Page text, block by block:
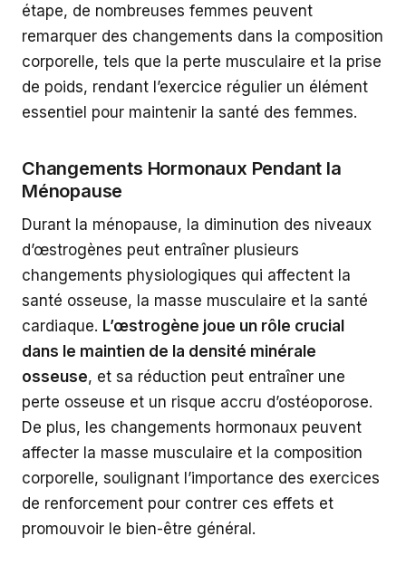
étape, de nombreuses femmes peuvent
remarquer des changements dans la composition
corporelle, tels que la perte musculaire et la prise
de poids, rendant l’exercice régulier un élément
essentiel pour maintenir la santé des femmes.
Changements Hormonaux Pendant la
Ménopause
Durant la ménopause, la diminution des niveaux
d’œstrogènes peut entraîner plusieurs
changements physiologiques qui affectent la
santé osseuse, la masse musculaire et la santé
cardiaque. L’œstrogène joue un rôle crucial
dans le maintien de la densité minérale
osseuse, et sa réduction peut entraîner une
perte osseuse et un risque accru d’ostéoporose.
De plus, les changements hormonaux peuvent
affecter la masse musculaire et la composition
corporelle, soulignant l’importance des exercices
de renforcement pour contrer ces effets et
promouvoir le bien-être général.